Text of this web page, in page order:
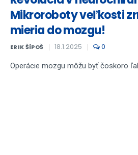
Mikroroboty veľkosti
mieria do mozgu!
ERIK ŠÍPOŠ 18.1.2025 0
Operácie mozgu môžu byť čoskoro